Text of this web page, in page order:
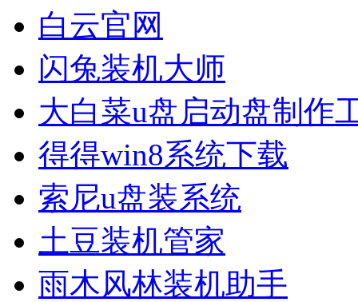
白云官网
闪兔装机大师
大白菜u盘启动盘制作
得得win8系统下载
索尼u盘装系统
土豆装机管家
雨木风林装机助手